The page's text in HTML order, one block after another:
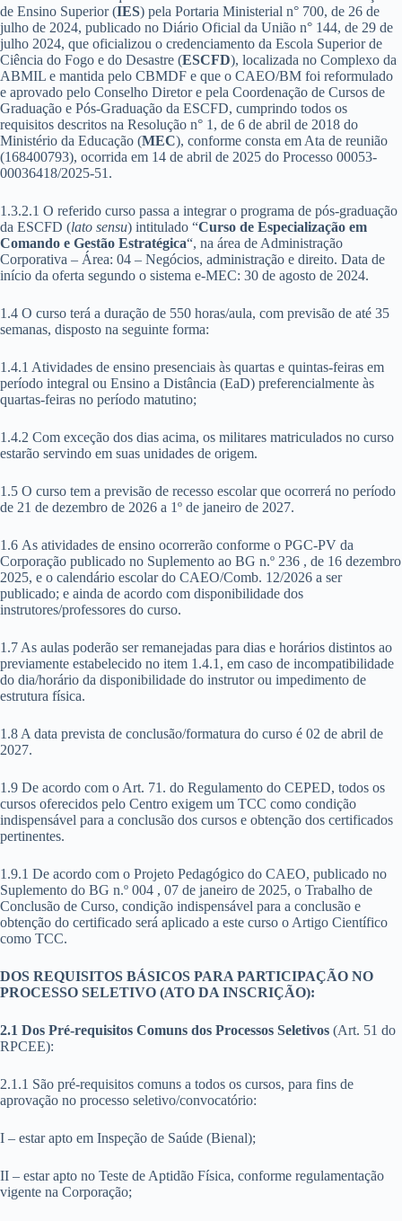
de Ensino Superior (IES) pela Portaria Ministerial n° 700, de 26 de
julho de 2024, publicado no Diário Oficial da União n° 144, de 29 de
julho 2024, que oficializou o credenciamento da Escola Superior de
Ciência do Fogo e do Desastre (ESCFD), localizada no Complexo da
ABMIL e mantida pelo CBMDF e que o CAEO/BM foi reformulado
e aprovado pelo Conselho Diretor e pela Coordenação de Cursos de
Graduação e Pós-Graduação da ESCFD, cumprindo todos os
requisitos descritos na Resolução n° 1, de 6 de abril de 2018 do
Ministério da Educação (MEC), conforme consta em Ata de reunião
(168400793), ocorrida em 14 de abril de 2025 do Processo 00053-
00036418/2025-51.
1.3.2.1 O referido curso passa a integrar o programa de pós-graduação
da ESCFD (lato sensu) intitulado “Curso de Especialização em
Comando e Gestão Estratégica“, na área de Administração
Corporativa – Área: 04 – Negócios, administração e direito. Data de
início da oferta segundo o sistema e-MEC: 30 de agosto de 2024.
1.4 O curso terá a duração de 550 horas/aula, com previsão de até 35
semanas, disposto na seguinte forma:
1.4.1 Atividades de ensino presenciais às quartas e quintas-feiras em
período integral ou Ensino a Distância (EaD) preferencialmente às
quartas-feiras no período matutino;
1.4.2 Com exceção dos dias acima, os militares matriculados no curso
estarão servindo em suas unidades de origem.
1.5 O curso tem a previsão de recesso escolar que ocorrerá no período
de 21 de dezembro de 2026 a 1º de janeiro de 2027.
1.6 As atividades de ensino ocorrerão conforme o PGC-PV da
Corporação publicado no Suplemento ao BG n.º 236 , de 16 dezembro
2025, e o calendário escolar do CAEO/Comb. 12/2026 a ser
publicado; e ainda de acordo com disponibilidade dos
instrutores/professores do curso.
1.7 As aulas poderão ser remanejadas para dias e horários distintos ao
previamente estabelecido no item 1.4.1, em caso de incompatibilidade
do dia/horário da disponibilidade do instrutor ou impedimento de
estrutura física.
1.8 A data prevista de conclusão/formatura do curso é 02 de abril de
2027.
1.9 De acordo com o Art. 71. do Regulamento do CEPED, todos os
cursos oferecidos pelo Centro exigem um TCC como condição
indispensável para a conclusão dos cursos e obtenção dos certificados
pertinentes.
1.9.1 De acordo com o Projeto Pedagógico do CAEO, publicado no
Suplemento do BG n.º 004 , 07 de janeiro de 2025, o Trabalho de
Conclusão de Curso, condição indispensável para a conclusão e
obtenção do certificado será aplicado a este curso o Artigo Científico
como TCC.
DOS REQUISITOS BÁSICOS PARA PARTICIPAÇÃO NO
PROCESSO SELETIVO (ATO DA INSCRIÇÃO):
2.1 Dos Pré-requisitos Comuns dos Processos Seletivos (Art. 51 do
RPCEE):
2.1.1 São pré-requisitos comuns a todos os cursos, para fins de
aprovação no processo seletivo/convocatório:
I – estar apto em Inspeção de Saúde (Bienal);
II – estar apto no Teste de Aptidão Física, conforme regulamentação
vigente na Corporação;